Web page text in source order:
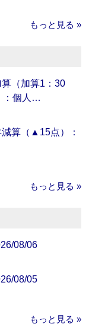
もっと見る »
算（加算1：30
：個人…
減算（▲15点）：
もっと見る »
08/06
08/05
もっと見る »